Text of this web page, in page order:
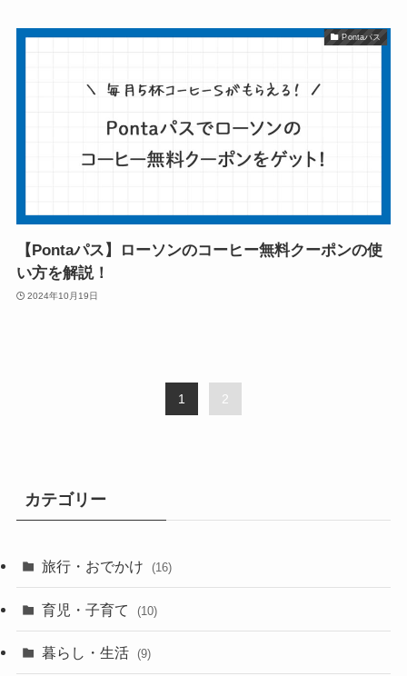
Pontaパス
【Pontaパス】ローソンのコーヒー無料クーポンの使
い方を解説！
2024年10月19日
1 2
カテゴリー
旅行・おでかけ (16)
育児・子育て (10)
暮らし・生活 (9)